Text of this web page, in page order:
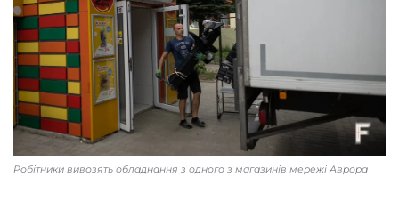
Робітники вивозять обладнання з одного з магазинів мережі Аврора